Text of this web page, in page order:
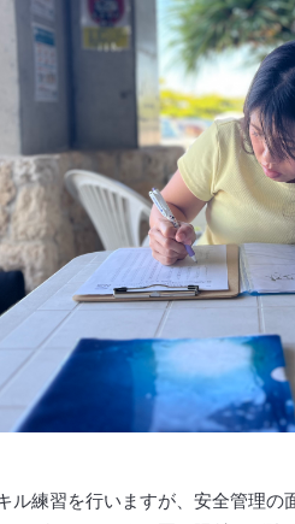
ル練習を行いますが、安全管理